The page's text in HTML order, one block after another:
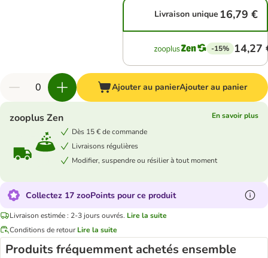
Livraison unique 16,79 €
-15% 14,27
Ajouter au panierAjouter au panier
zooplus Zen
En savoir plus
Dès 15 € de commande
Livraisons régulières
Modifier, suspendre ou résilier à tout moment
Collectez 17 zooPoints pour ce produit
Livraison estimée : 2-3 jours ouvrés. Lire la suite
Conditions de retour Lire la suite
Produits fréquemment achetés ensemble